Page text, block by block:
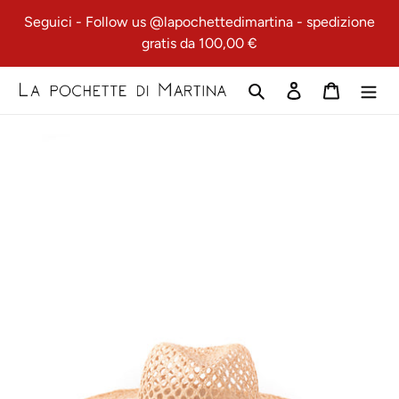
direttamente
Seguici - Follow us @lapochettedimartina - spedizione
gratis da 100,00 €
Cerca Accedi Carrello